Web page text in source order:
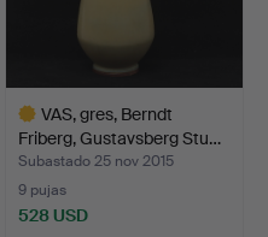
VAS, gres, Berndt
Friberg, Gustavsberg Stu…
Subastado 25 nov 2015
9 pujas
528 USD